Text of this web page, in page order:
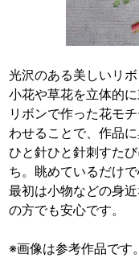
光沢のある美しいリ
小花や草花を立体的
リボンで作った花モ
わせることで、作品
ひと針ひと針刺すた
ち。眺めているだけで
最初は小物などの身
の方でも安心です。
※画像は参考作品です。